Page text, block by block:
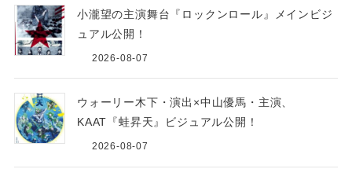
小瀧望の主演舞台『ロックンロール』メインビジ
ュアル公開！
2026-08-07
ウォーリー木下・演出×中山優馬・主演、
KAAT『蛙昇天』ビジュアル公開！
2026-08-07